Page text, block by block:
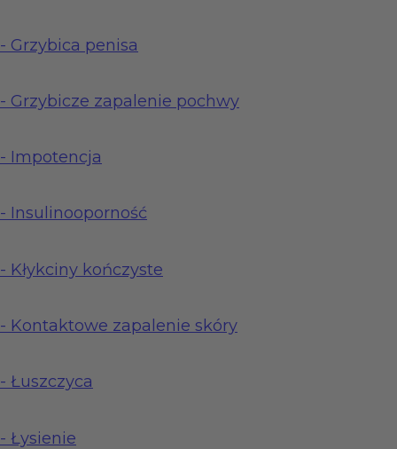
- Grzybica penisa
- Grzybicze zapalenie pochwy
- Impotencja
- Insulinooporność
- Kłykciny kończyste
- Kontaktowe zapalenie skóry
- Łuszczyca
- Łysienie